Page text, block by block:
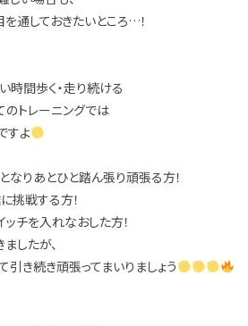
通しておきたいところ…！
時間歩く・走り続ける
のトレーニングでは
すよ
りあとひと踏ん張り頑張る方！
挑戦する方！
チを入れなおした方！
したが、
き続き頑張ってまいりましょう